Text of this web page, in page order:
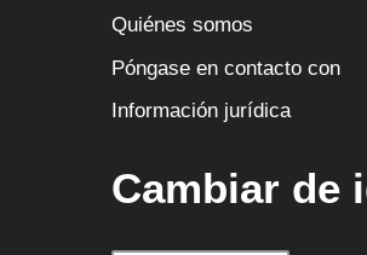
v
Quiénes somos
Póngase en contacto con
Información jurídica
Cambiar de